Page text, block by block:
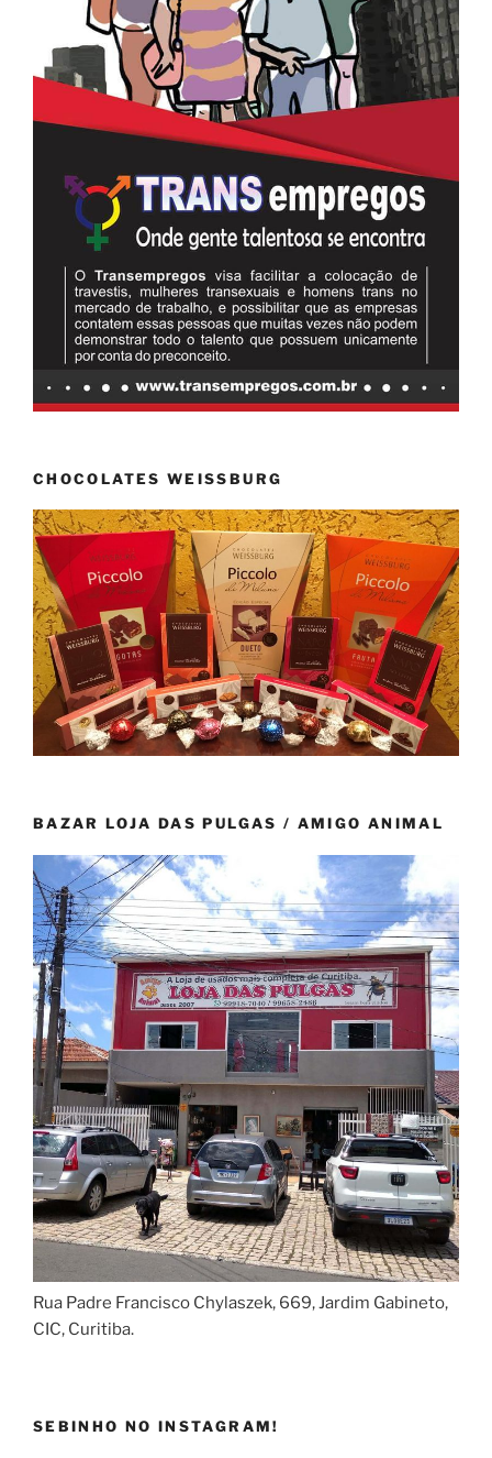
CHOCOLATES WEISSBURG
BAZAR LOJA DAS PULGAS / AMIGO ANIMAL
Rua Padre Francisco Chylaszek, 669, Jardim Gabineto,
CIC, Curitiba.
SEBINHO NO INSTAGRAM!